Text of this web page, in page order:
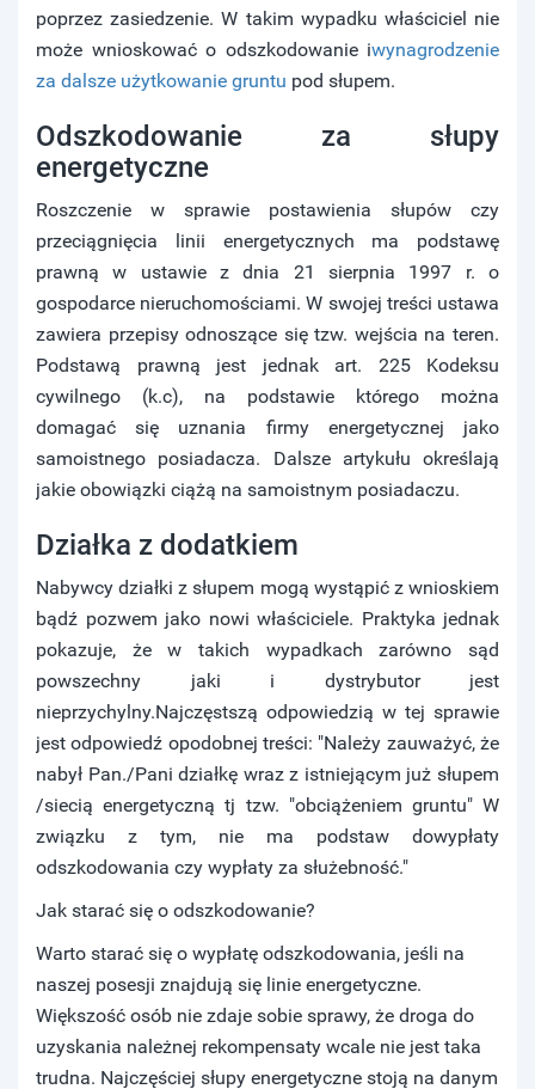
poprzez zasiedzenie. W takim wypadku właściciel nie
może wnioskować o odszkodowanie iwynagrodzenie
za dalsze użytkowanie gruntu pod słupem.
Odszkodowanie za słupy
energetyczne
Roszczenie w sprawie postawienia słupów czy
przeciągnięcia linii energetycznych ma podstawę
prawną w ustawie z dnia 21 sierpnia 1997 r. o
gospodarce nieruchomościami. W swojej treści ustawa
zawiera przepisy odnoszące się tzw. wejścia na teren.
Podstawą prawną jest jednak art. 225 Kodeksu
cywilnego (k.c), na podstawie którego można
domagać się uznania firmy energetycznej jako
samoistnego posiadacza. Dalsze artykułu określają
jakie obowiązki ciążą na samoistnym posiadaczu.
Działka z dodatkiem
Nabywcy działki z słupem mogą wystąpić z wnioskiem
bądź pozwem jako nowi właściciele. Praktyka jednak
pokazuje, że w takich wypadkach zarówno sąd
powszechny jaki i dystrybutor jest
nieprzychylny.Najczęstszą odpowiedzią w tej sprawie
jest odpowiedź opodobnej treści: "Należy zauważyć, że
nabył Pan./Pani działkę wraz z istniejącym już słupem
/siecią energetyczną tj tzw. "obciążeniem gruntu" W
związku z tym, nie ma podstaw dowypłaty
odszkodowania czy wypłaty za służebność."
Jak starać się o odszkodowanie?
Warto starać się o wypłatę odszkodowania, jeśli na
naszej posesji znajdują się linie energetyczne.
Większość osób nie zdaje sobie sprawy, że droga do
uzyskania należnej rekompensaty wcale nie jest taka
trudna. Najczęściej słupy energetyczne stoją na danym